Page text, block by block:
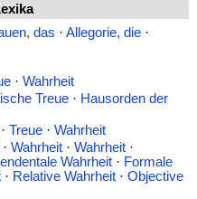
das · Allegorie, die·
· Wahrheit
Treue· Hausorden der
Treue· Wahrheit
Wahrheit· Wahrheit·
Wahrheit· Formale
· Relative Wahrheit· Objective